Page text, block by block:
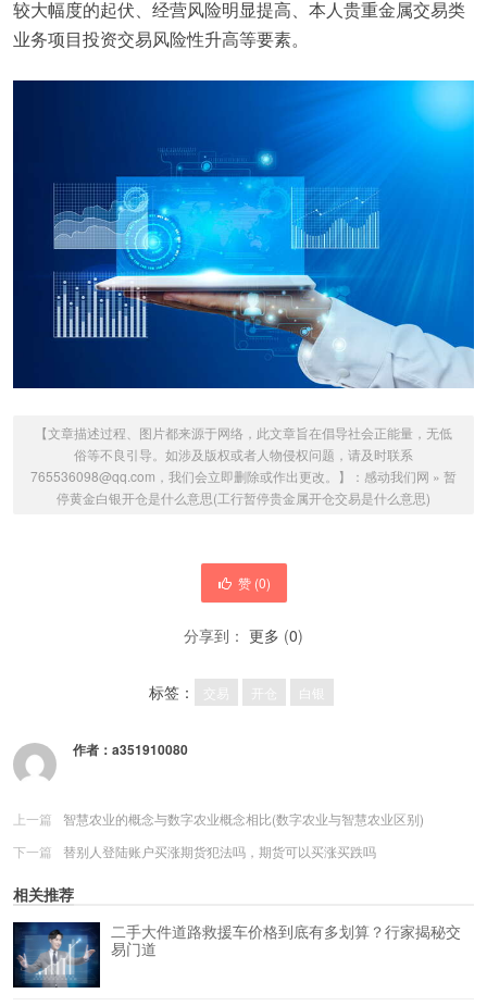
较大幅度的起伏、经营风险明显提高、本人贵重金属交易类
业务项目投资交易风险性升高等要素。
【文章描述过程、图片都来源于网络，此文章旨在倡导社会正能量，无低
俗等不良引导。如涉及版权或者人物侵权问题，请及时联系
765536098@qq.com，我们会立即删除或作出更改。】： 感动我们网 » 暂
停黄金白银开仓是什么意思(工行暂停贵金属开仓交易是什么意思)
赞 (0)
分享到： 更多 (0)
标签： 开仓 白银
作者： a351910080
上一篇
智慧农业的概念与数字农业概念相比(数字农业与智慧农业区别)
下一篇
替别人登陆账户买涨期货犯法吗，期货可以买涨买跌吗
相关推荐
二手大件道路救援车价格到底有多划算？行家揭秘交
易门道